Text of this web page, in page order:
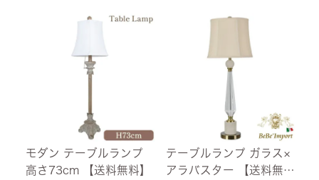
モダン テーブルランプ
高さ73cm 【送料無料】
テーブルランプ ガラス×
アラバスター 【送料無